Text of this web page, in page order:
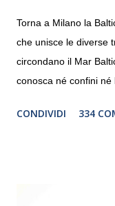
Torna a Milano la
che unisce le diverse
circondano il Mar
conosca né confini
debutterà il 10
CONDIVIDI 334